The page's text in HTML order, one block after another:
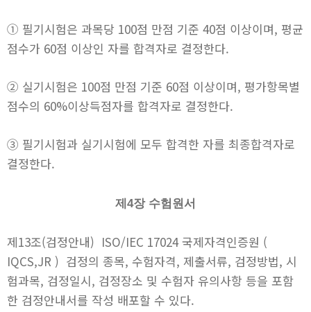
① 필기시험은 과목당 100점 만점 기준 40점 이상이며, 평균
점수가 60점 이상인 자를 합격자로 결정한다.
② 실기시험은 100점 만점 기준 60점 이상이며, 평가항목별
점수의 60%이상득점자를 합격자로 결정한다.
③ 필기시험과 실기시험에 모두 합격한 자를 최종합격자로
결정한다.
제4장 수험원서
제13조(검정안내) ISO/IEC 17024 국제자격인증원 (
IQCS,JR ) 검정의 종목, 수험자격, 제출서류, 검정방법, 시
험과목, 검정일시, 검정장소 및 수험자 유의사항 등을 포함
한 검정안내서를 작성 배포할 수 있다.